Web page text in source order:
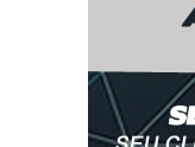
Prefeitura fará a